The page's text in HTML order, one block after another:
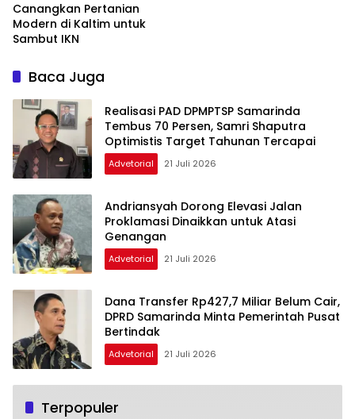
Canangkan Pertanian
Modern di Kaltim untuk
Sambut IKN
Baca Juga
Realisasi PAD DPMPTSP Samarinda
Tembus 70 Persen, Samri Shaputra
Optimistis Target Tahunan Tercapai
Advetorial 21 Juli 2026
Andriansyah Dorong Elevasi Jalan
Proklamasi Dinaikkan untuk Atasi
Genangan
Advetorial 21 Juli 2026
Dana Transfer Rp427,7 Miliar Belum Cair,
DPRD Samarinda Minta Pemerintah Pusat
Bertindak
Advetorial 21 Juli 2026
Terpopuler